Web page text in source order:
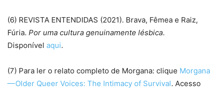
(6) REVISTA ENTENDIDAS (2021). Brava, Fêmea e Raiz,
Fúria. Por uma cultura genuinamente lésbica.
Disponível aqui.
(7) Para ler o relato completo de Morgana: clique Morgana
— Older Queer Voices: The Intimacy of Survival. Acesso